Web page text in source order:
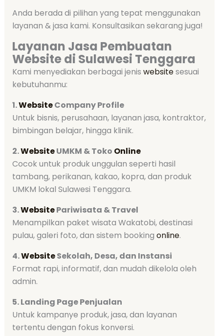
Anda berada di pilihan yang tepat menggunakan
layanan & jasa kami. Konsultasikan sekarang juga!
Layanan Jasa Pembuatan
Website di Sulawesi Tenggara
Kami menyediakan berbagai jenis websitesesuai
kebutuhanmu:
1.WebsiteCompany Profile
Untuk bisnis, perusahaan, layanan jasa, kontraktor,
bimbingan belajar, hingga klinik.
2.WebsiteUMKM & Toko Online
Cocok untuk produk unggulan seperti hasil
tambang, perikanan, kakao, kopra, dan produk
UMKM lokal Sulawesi Tenggara.
3.WebsitePariwisata & Travel
Menampilkan paket wisata Wakatobi, destinasi
pulau, galeri foto, dan sistem booking online.
4.WebsiteSekolah, Desa, dan Instansi
Format rapi, informatif, dan mudah dikelola oleh
admin.
5. Landing Page Penjualan
Untuk kampanye produk, jasa, dan layanan
tertentu dengan fokus konversi.